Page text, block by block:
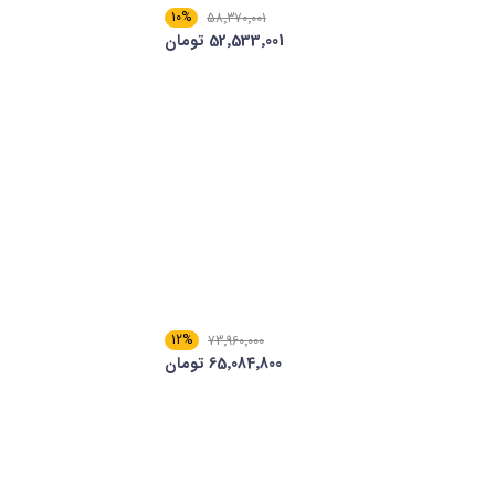
58٬370٬001
10%
52٬533٬001 تومان
73٬960٬000
12%
65٬084٬800 تومان